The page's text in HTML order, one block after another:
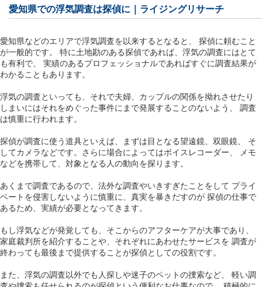
愛知県での浮気調査は探偵に｜ライジングリサーチ
愛知県などのエリアで浮気調査を以来するとなると、 探偵に頼むこと
が一般的です。 特に土地勘のある探偵であれば、浮気の調査にはとて
も有利で、 実績のあるプロフェッショナルであればすぐに調査結果が
わかることもあります。
浮気の調査といっても、それで夫婦、カップルの関係を拗れさせたり
しまいにはそれをめぐった事件にまで発展することのないよう、 調査
は慎重に行われます。
探偵が調査に使う道具といえば、まずは目となる望遠鏡、双眼鏡、 そ
してカメラなどです。さらに場合によってはボイスレコーダー、 メモ
などを携帯して、対象となる人の動向を探ります。
あくまで調査であるので、法外な調査やいきすぎたことをして プライ
ベートを侵害しないように慎重に、真実を暴きだすのが 探偵の仕事で
あるため、実績が必要となってきます。
もし浮気などが発覚しても、そこからのアフターケアが大事であり、
家庭裁判所を紹介することや、それぞれにあわせたサービスを 調査が
終わっても最後まで提供することが探偵としての役割です。
また、浮気の調査以外でも人探しや迷子のペットの捜索など、 軽い調